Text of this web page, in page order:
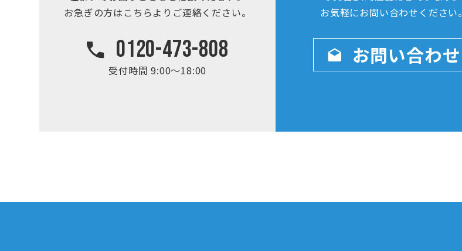
お急ぎの方はこちらより ご連絡ください。
0120-473-808
受付時間 9:00～18:00
お気軽にお問い合わせ ください。
お問い合わせ